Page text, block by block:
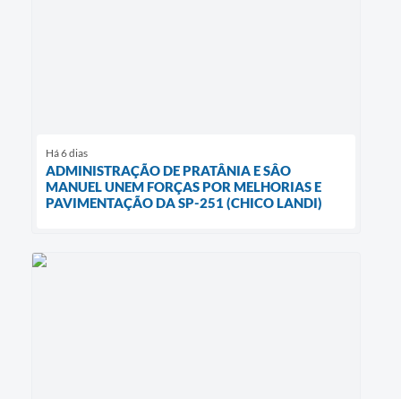
Há 6 dias
ADMINISTRAÇÃO DE PRATÂNIA E SÂO
MANUEL UNEM FORÇAS POR MELHORIAS E
PAVIMENTAÇÃO DA SP-251 (CHICO LANDI)